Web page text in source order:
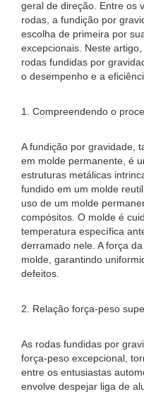
geral de direção. Entre os
rodas, a fundição por
escolha de primeira por
excepcionais. Neste
rodas fundidas por
o desempenho e a
1. Compreendendo o
A fundição por gravidade,
em molde permanente, é
estruturas metálicas
fundido em um molde
uso de um molde
compósitos. O molde é
temperatura específica
derramado nele. A força
molde, garantindo
defeitos.
2. Relação força-peso
As rodas fundidas por
força-peso excepcional,
entre os entusiastas
envolve despejar liga de